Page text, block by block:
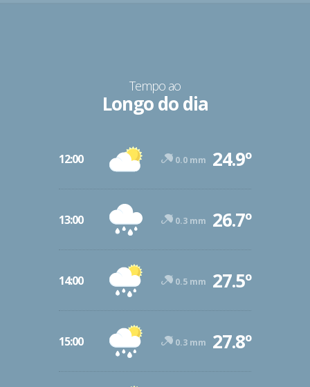
Tempo ao
Longo do dia
12:00 0.0 mm 24.9º
13:00 0.3 mm 26.7º
14:00 0.5 mm 27.5º
15:00 0.3 mm 27.8º